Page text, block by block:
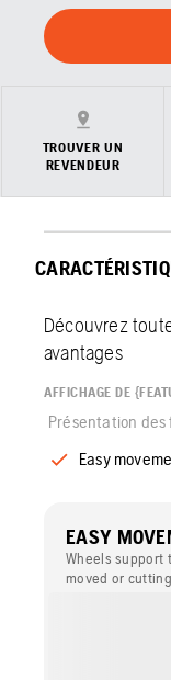
TROUVER UN
REVENDEUR
Découvrez
avantages
AFFICHAGE DE
Présentation
Easy
EASY
Wheels support
moved or